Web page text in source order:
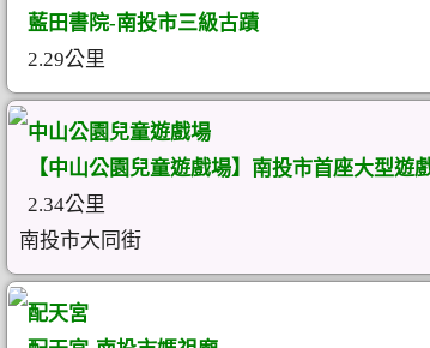
藍田書院-南投市三級古蹟
2.29公里
中山公園兒童遊戲場
【中山公園兒童遊戲場】南投市首座大型
2.34公里
南投市大同街
配天宮